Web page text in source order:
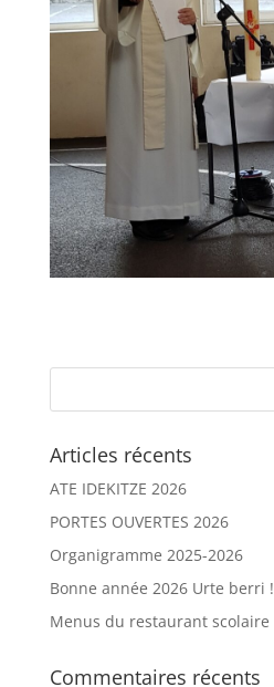
Articles récents
ATE IDEKITZE 2026
PORTES OUVERTES 2026
Organigramme 2025-2026
Bonne année 2026 Urte berri !
Menus du restaurant scolaire
Commentaires récents